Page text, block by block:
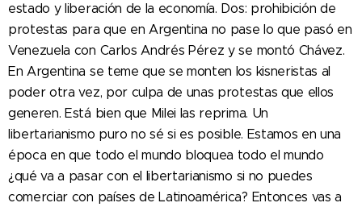
estado y liberación de la economía. Dos: prohibición de
protestas para que en Argentina no pase lo que pasó en
Venezuela con Carlos Andrés Pérez y se montó Chávez.
En Argentina se teme que se monten los kisneristas al
poder otra vez, por culpa de unas protestas que ellos
generen. Está bien que Milei las reprima. Un
libertarianismo puro no sé si es posible. Estamos en una
época en que todo el mundo bloquea todo el mundo
¿qué va a pasar con el libertarianismo si no puedes
comerciar con países de Latinoamérica? Entonces vas a